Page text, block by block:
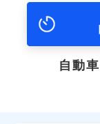
自動